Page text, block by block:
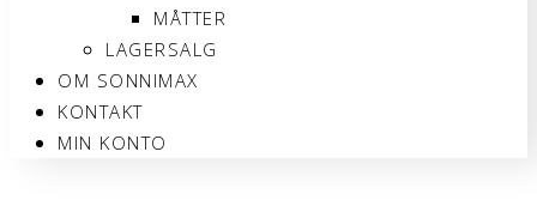
MÅTTER
LAGERSALG
OM SONNIMAX
KONTAKT
MIN KONTO